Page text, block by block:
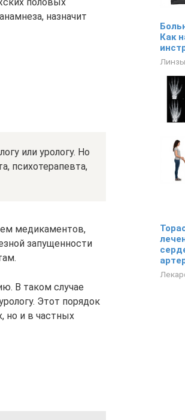
назначит
или урологу. Но
психотерапевта,
медикаментов,
запущенности
В таком случае
Этот порядок
но и в частных
Как